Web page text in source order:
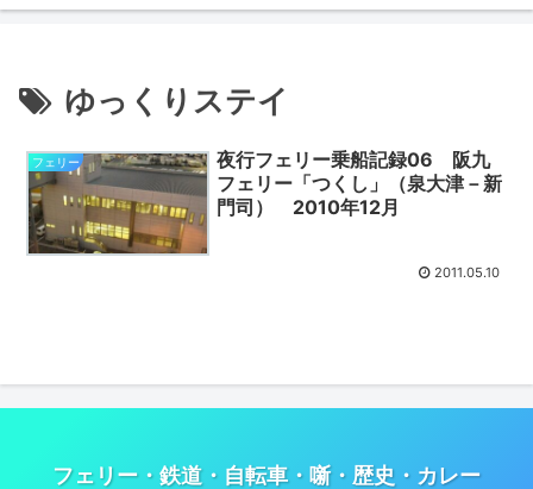
ゆっくりステイ
フェリー
夜行フェリー乗船記録06 阪九
フェリー「つくし」（泉大津－新
門司） 2010年12月
2011.05.10
フェリー・鉄道・自転車・噺・歴史・カレー